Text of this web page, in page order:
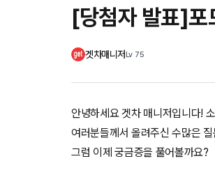
[당첨자 발표]포
겟차매니저Lv 75
안녕하세요 겟차 매니저입니다!
여러분들께서 올려주신 수많은
그럼 이제 궁금증을 풀어볼까요?